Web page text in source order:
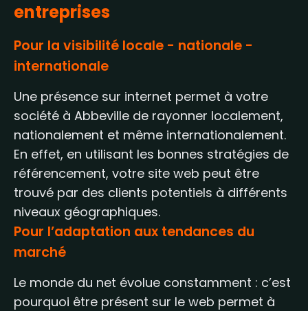
entreprises
Pour la visibilité locale - nationale -
internationale
Une présence sur internet permet à votre
société à Abbeville de rayonner localement,
nationalement et même internationalement.
En effet, en utilisant les bonnes stratégies de
référencement, votre site web peut être
trouvé par des clients potentiels à différents
niveaux géographiques.
Pour l’adaptation aux tendances du
marché
Le monde du net évolue constamment : c’est
pourquoi être présent sur le web permet à